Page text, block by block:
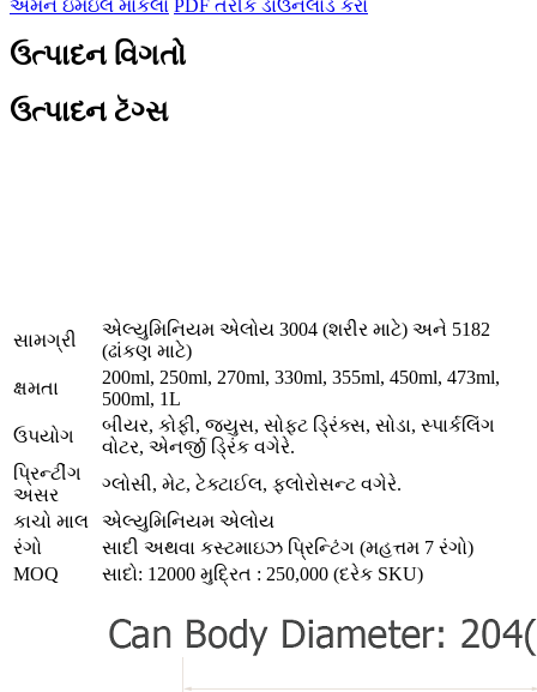
અમને ઇમેઇલ મોકલો PDF તરીકે ડાઉનલોડ કરો
ઉત્પાદન વિગતો
ઉત્પાદન ટૅગ્સ
સામગ્રી
એલ્યુમિનિયમ એલોય 3004 (શરીર માટે) અને 5182
(ઢાંકણ માટે)
ક્ષમતા
200ml, 250ml, 270ml, 330ml, 355ml, 450ml, 473ml,
500ml, 1L
ઉપયોગ
બીયર, કોફી, જ્યુસ, સોફ્ટ ડ્રિંક્સ, સોડા, સ્પાર્કલિંગ
વોટર, એનર્જી ડ્રિંક વગેરે.
પ્રિન્ટીંગ
અસર
ગ્લોસી, મેટ, ટેક્ટાઈલ, ફ્લોરોસન્ટ વગેરે.
કાચો માલ
એલ્યુમિનિયમ એલોય
રંગો
સાદી અથવા કસ્ટમાઇઝ પ્રિન્ટિંગ (મહત્તમ 7 રંગો)
MOQ
સાદો: 12000 મુદ્રિત : 250,000 (દરેક SKU)